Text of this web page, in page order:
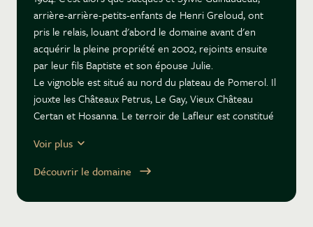
arrière-arrière-petits-enfants de Henri Greloud, ont
pris le relais, louant d'abord le domaine avant d'en
acquérir la pleine propriété en 2002, rejoints ensuite
par leur fils Baptiste et son épouse Julie.
Le vignoble est situé au nord du plateau de Pomerol. Il
jouxte les Châteaux Petrus, Le Gay, Vieux Château
Certan et Hosanna. Le terroir de Lafleur est constitué
sables graveleux au sud, de graves sablo-argileuses au
nord et au nord-ouest. Le grand vin de Château
graveleuses qui conviennent au cabernet franc. Les
Voir plus
Découvrir le domaine